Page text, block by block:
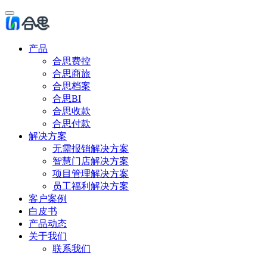
产品
合思费控
合思商旅
合思档案
合思BI
合思收款
合思付款
解决方案
无需报销解决方案
智慧门店解决方案
项目管理解决方案
员工福利解决方案
客户案例
白皮书
产品动态
关于我们
联系我们